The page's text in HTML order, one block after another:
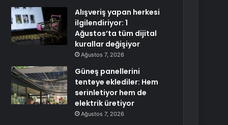
Alışveriş yapan herkesi
ilgilendiriyor: 1
Ağustos’ta tüm dijital
kurallar değişiyor
Ağustos 7, 2026
Güneş panellerini
tenteye eklediler: Hem
serinletiyor hem de
elektrik üretiyor
Ağustos 7, 2026